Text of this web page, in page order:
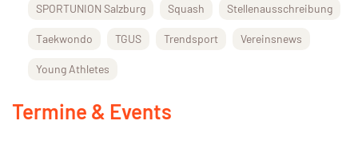
SPORTUNION Salzburg Squash Stellenausschreibung
Taekwondo TGUS Trendsport Vereinsnews
Young Athletes
Termine & Events